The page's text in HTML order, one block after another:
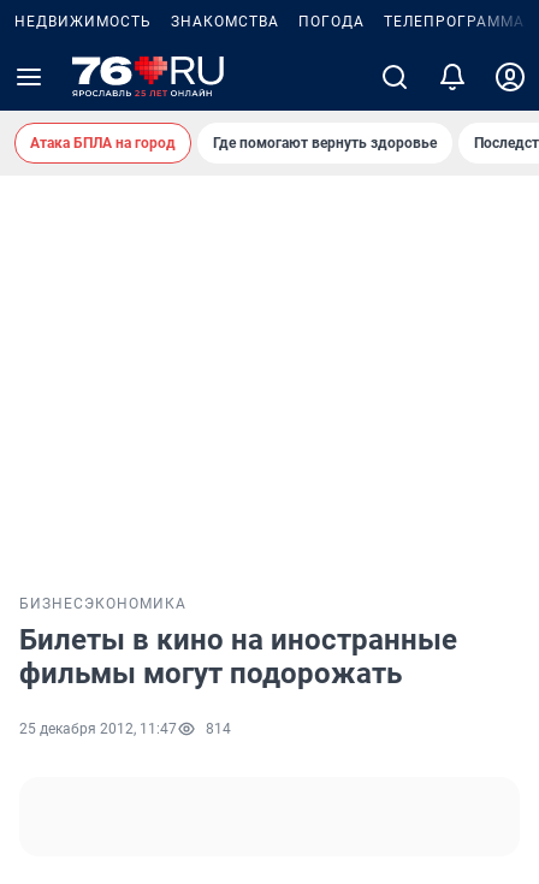
НЕДВИЖИМОСТЬ ЗНАКОМСТВА ПОГОДА ТЕЛЕПРОГРАММА
Атака БПЛА на город Где помогают вернуть здоровье
БИЗНЕС ЭКОНОМИКА
Билеты в кино на иностранные
фильмы могут подорожать
25 декабря 2012, 11:47 814